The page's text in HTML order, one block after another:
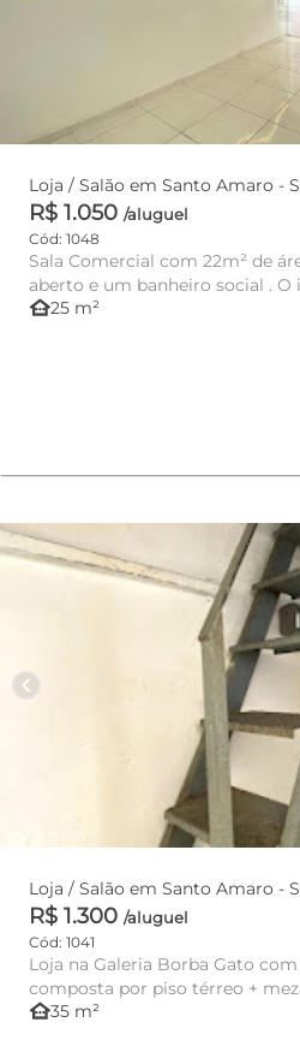
R$ 1.050 /aluguel
Cód: 1048
Sala Comercial com 22m² de
aberto e um banheiro social . O imóvel conta com piso
frio em b...
other_houses25 m²
chevron_left
R$ 1.300 /aluguel
Cód: 1041
Loja na Galeria Borba Gato com 35m² de área
composta por piso térreo +
imóvel pos...
other_houses35 m²